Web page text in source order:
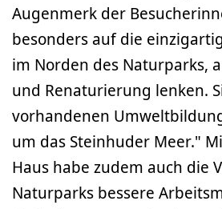
Augenmerk der
besonders auf die
im Norden des Naturparks,
und Renaturierung lenken.
vorhandenen
um das Steinhuder Meer."
Haus habe zudem auch die
Naturparks bessere